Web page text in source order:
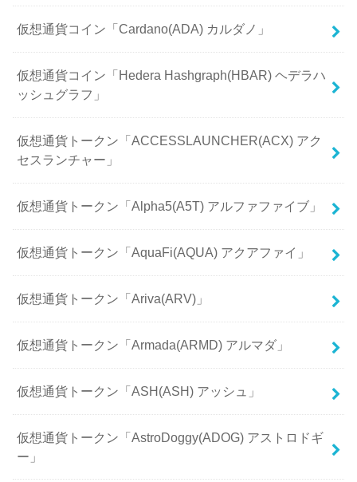
仮想通貨コイン「Cardano(ADA) カルダノ」
仮想通貨コイン「Hedera Hashgraph(HBAR) ヘデラハ
ッシュグラフ」
仮想通貨トークン「ACCESSLAUNCHER(ACX) アク
セスランチャー」
仮想通貨トークン「Alpha5(A5T) アルファファイブ」
仮想通貨トークン「AquaFi(AQUA) アクアファイ」
仮想通貨トークン「Ariva(ARV)」
仮想通貨トークン「Armada(ARMD) アルマダ」
仮想通貨トークン「ASH(ASH) アッシュ」
仮想通貨トークン「AstroDoggy(ADOG) アストロドギ
ー」